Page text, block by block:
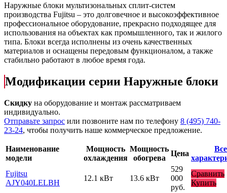
Наружные блоки мультизональных сплит-систем
производства Fujitsu – это долговечное и высокоэффективное
профессиональное оборудование, прекрасно подходящее для
использования на объектах как промышленного, так и жилого
типа. Блоки всегда исполнены из очень качественных
материалов и оснащены передовым функционалом, а также
стабильно работают в любое время года.
Модификации серии Наружные блоки
Скидку на оборудование и монтаж рассматриваем
индивидуально.
Отправьте запрос или позвоните нам по телефону 8 (495) 740-
23-24, чтобы получить наше коммерческое предложение.
Наименование
модели
Мощность
охлаждения
Мощность
обогрева
Цена
Все
Fujitsu
AJY040LELBH
12.1 кВт 13.6 кВт
529
000
руб.
Сравнить
Купить